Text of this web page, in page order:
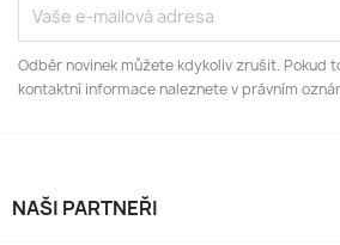
Odběr novinek můžete kdykoliv zrušit. Pokud
kontaktní informace naleznete v právním
NAŠI PARTNEŘI